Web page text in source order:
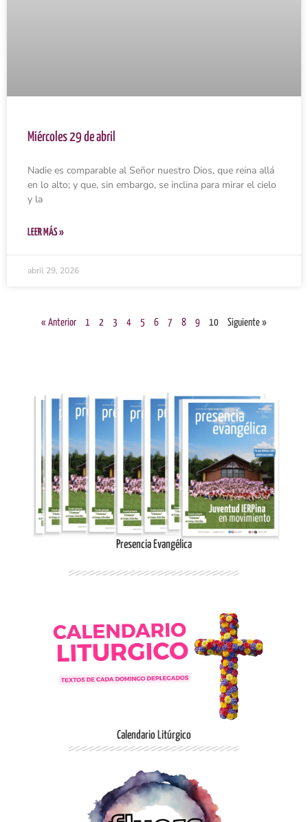
Miércoles 29 de abril
Nadie es comparable al Señor nuestro Dios, que reina allá
en lo alto; y que, sin embargo, se inclina para mirar el cielo
y la
LEER MÁS »
abril 29, 2026
« Anterior 1 2 3 4 5 6 7 8 9 10 Siguiente »
Ingresar
Presencia Evangélica
Ingresar
Calendario Litúrgico